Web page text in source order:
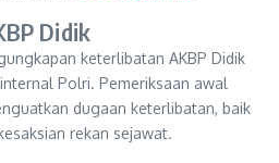
Didik
keterlibatan AKBP Didik
Polri. Pemeriksaan awal
dugaan keterlibatan, baik
rekan sejawat.